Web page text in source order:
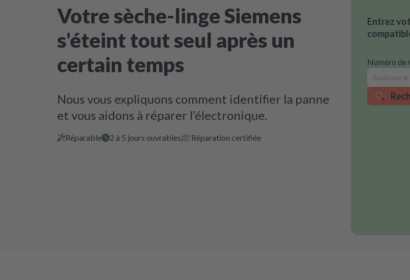
Votre sèche-linge Siemens
s'éteint tout seul après un
certain temps
Nous vous expliquons comment identifier la panne
et vous aidons à réparer l’électronique.
Réparable 2 à 5 jours ouvrables Réparation certifiée
Entrez
Numéro de